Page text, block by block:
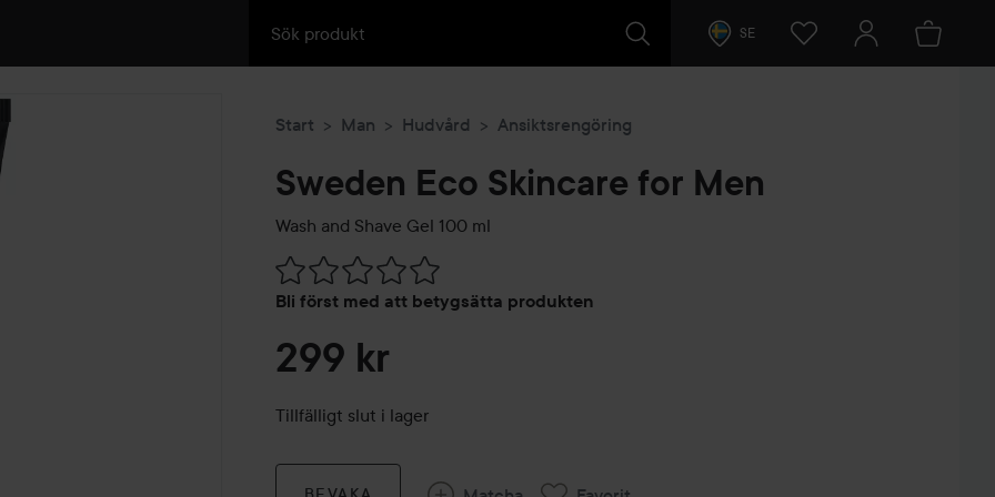
SE
Start Man Hudvård Ansiktsrengöring
Sweden Eco Skincare for Men
Wash and Shave Gel 100 ml
Bli först med att betygsätta produkten
Hoppa till Betyg & kommentarer
299 kr
Tillfälligt slut i lager